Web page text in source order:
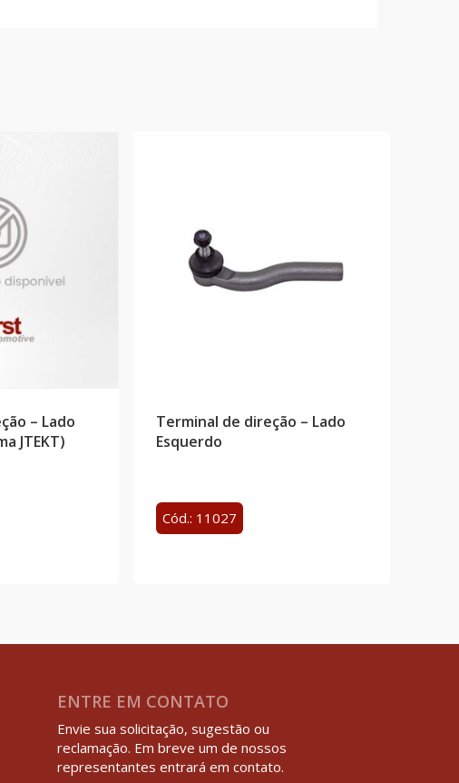
– Lado
JTEKT)
Terminal de direção – Lado
Esquerdo
Cód.: 11027
ENTRE EM CONTATO
Envie sua solicitação, sugestão ou
reclamação. Em breve um de nossos
representantes entrará em contato.